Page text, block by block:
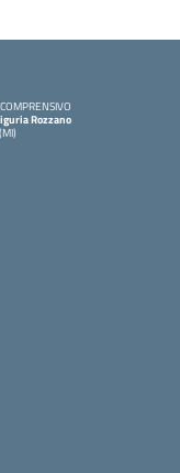
Rozzano